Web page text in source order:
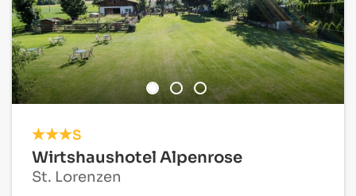
S
Wirtshaushotel Alpenrose
St. Lorenzen